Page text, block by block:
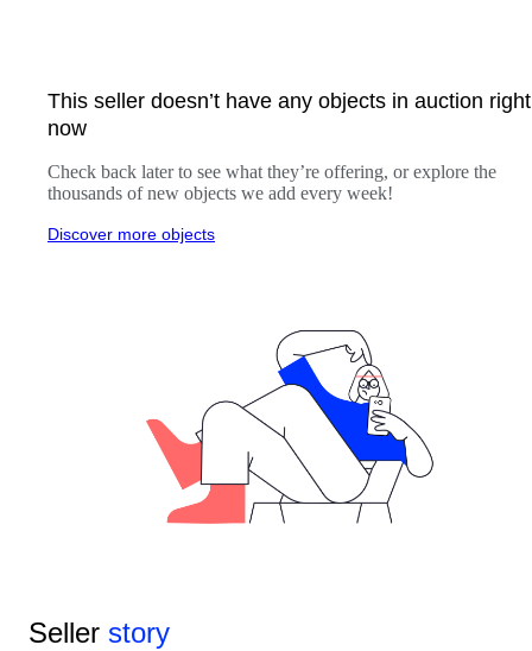
This seller doesn’t have any objects in auction right
now
Check back later to see what they’re offering, or explore the
thousands of new objects we add every week!
Discover more objects
Seller story